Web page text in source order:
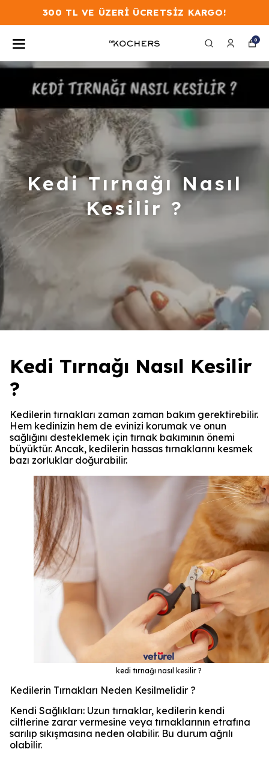
ÜCRETSİZ KARGO! 300 TL VE
0
Kedi Tırnağı Nasıl
Kesilir ?
Kedi Tırnağı Nasıl Kesilir
?
Kedilerin tırnakları zaman zaman bakım gerektirebilir.
Hem kedinizin hem de evinizi korumak ve onun
sağlığını desteklemek için tırnak bakımının önemi
büyüktür. Ancak, kedilerin hassas tırnaklarını kesmek
bazı zorluklar doğurabilir.
kedi tırnağı nasıl kesilir ?
Kedilerin Tırnakları Neden Kesilmelidir ?
Kendi Sağlıkları: Uzun tırnaklar, kedilerin kendi
ciltlerine zarar vermesine veya tırnaklarının etrafına
sarılıp sıkışmasına neden olabilir. Bu durum ağrılı
olabilir.